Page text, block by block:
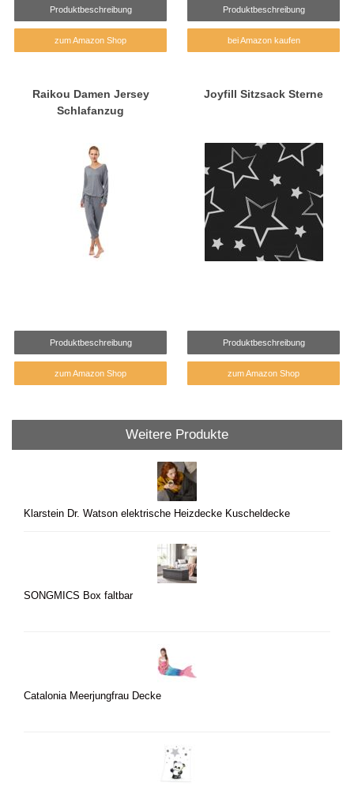
Produktbeschreibung
zum Amazon Shop
Produktbeschreibung
bei Amazon kaufen
Raikou Damen Jersey
Schlafanzug
Produktbeschreibung
zum Amazon Shop
Joyfill Sitzsack Sterne
Produktbeschreibung
zum Amazon Shop
Weitere Produkte
Klarstein Dr. Watson elektrische Heizdecke Kuscheldecke
SONGMICS Box faltbar
Catalonia Meerjungfrau Decke